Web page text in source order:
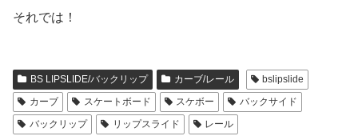
それでは！
BS LIPSLIDE/バックリップ カーブ/レール
bslipslide
カーブ
スケートボード スケボー
バックサイド
バックリップ
リップスライド レール